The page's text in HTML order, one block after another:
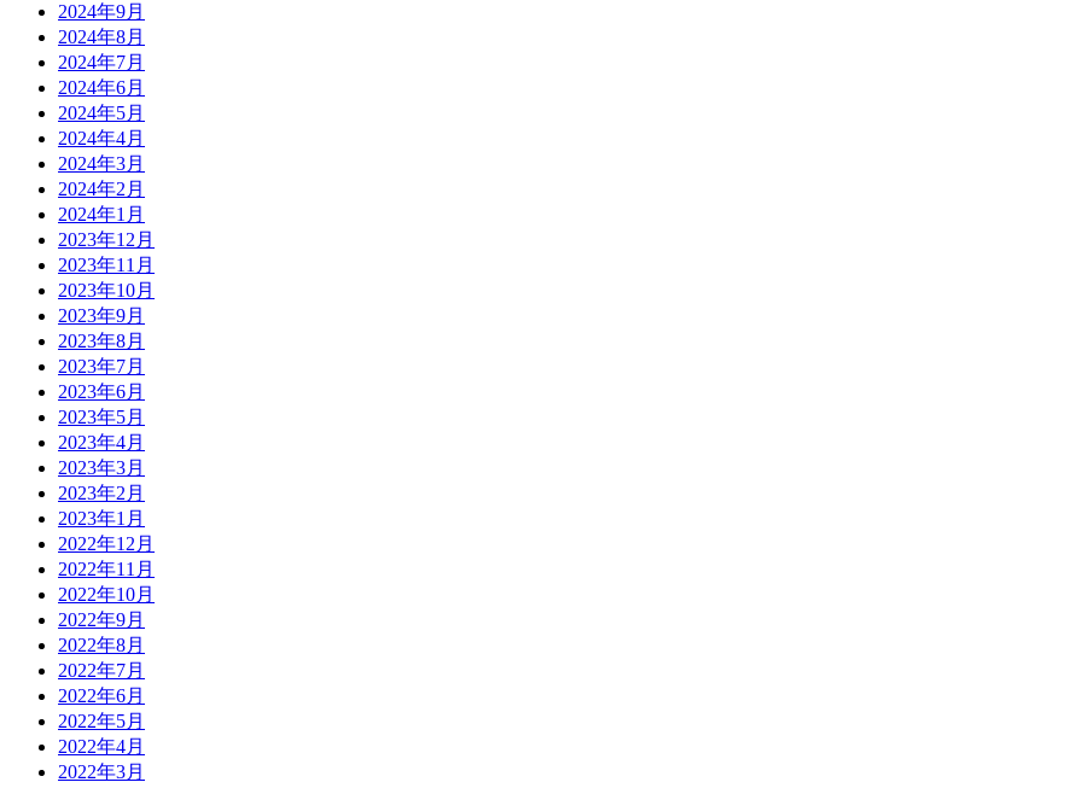
2024年9月
2024年8月
2024年7月
2024年6月
2024年5月
2024年4月
2024年3月
2024年2月
2024年1月
2023年12月
2023年11月
2023年10月
2023年9月
2023年8月
2023年7月
2023年6月
2023年5月
2023年4月
2023年3月
2023年2月
2023年1月
2022年12月
2022年11月
2022年10月
2022年9月
2022年8月
2022年7月
2022年6月
2022年5月
2022年4月
2022年3月